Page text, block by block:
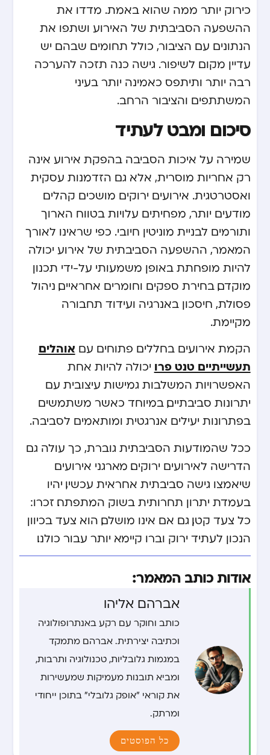
כירוק יותר ממה שהוא באמת. מדדו את
ההשפעה הסביבתית של האירוע ושתפו את
הנתונים עם הציבור, כולל תחומים שבהם יש
עדיין מקום לשיפור. גישה כנה תזכה להערכה
רבה יותר ותיתפס כאמינה יותר בעיני
המשתתפים והציבור הרחב.
סיכום ומבט לעתיד
שמירה על איכות הסביבה בהפקת אירוע אינה
רק אחריות מוסרית, אלא גם הזדמנות עסקית
ואסטרטגית. אירועים ירוקים מושכים קהלים
מודעים יותר, מפחיתים עלויות בטווח הארוך
ותורמים לבניית מוניטין חיובי. כפי שראינו לאורך
המאמר, ההשפעה הסביבתית של אירוע יכולה
להיות מופחתת באופן משמעותי על-ידי תכנון
מוקדם, בחירת ספקים וחומרים אחראיים, ניהול
פסולת, חיסכון באנרגיה ועידוד תחבורה
מקיימת.
הקמת אירועים בחללים פתוחים עם אוהלים
תעשייתיים טנט פרו יכולה להיות אחת
האפשרויות המשלבות גמישות עיצובית עם
יתרונות סביבתיים, במיוחד כאשר משתמשים
בפתרונות יעילים אנרגטית ומותאמים לסביבה.
ככל שהמודעות הסביבתית גוברת, כך עולה גם
הדרישה לאירועים ירוקים. מארגני אירועים
שיאמצו גישה סביבתית אחראית עכשיו, יהיו
בעמדת יתרון תחרותית בשוק המתפתח. זכרו:
כל צעד קטן, גם אם אינו מושלם, הוא צעד בכיוון
הנכון לעתיד ירוק וברו קיימא יותר עבור כולנו.
אודות כותב המאמר:
אברהם אליהו
כותב וחוקר עם רקע באנתרופולוגיה
וכתיבה יצירתית. אברהם מתמקד
במגמות גלובליות, טכנולוגיה ותרבות,
ומביא תובנות מעמיקות שמעשירות
את קוראי "אופק גלובלי" בתוכן ייחודי
ומרתק.
כל הפוסטים